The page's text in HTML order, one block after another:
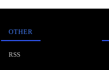
OTHER
RSS